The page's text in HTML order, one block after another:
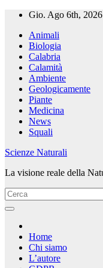
Salta
contenuto
Gio. Ago 6th, 2026
Animali
Biologia
Calabria
Calamità
Ambiente
Geologicamente
Piante
Medicina
News
Squali
Scienze Naturali
La visione reale della
Home
Chi siamo
L’autore